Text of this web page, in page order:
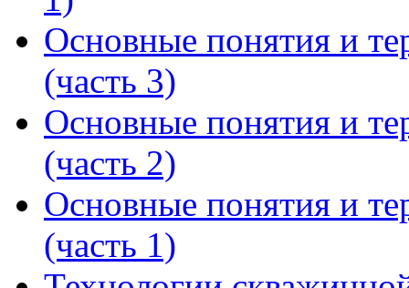
Основные понятия и
(часть 3)
Основные понятия и
(часть 2)
Основные понятия и
(часть 1)